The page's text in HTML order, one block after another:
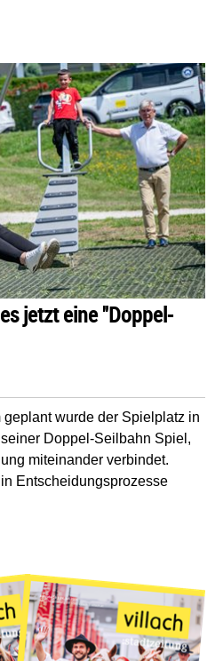
in der Innenstadt
jetzt eine "Doppel-
wurde der Spielplatz in
Doppel-Seilbahn Spiel,
miteinander verbindet.
Entscheidungsprozesse
gibt es jetzt eine "Doppel-